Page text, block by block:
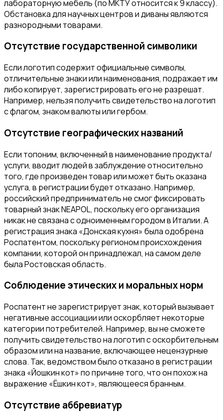
лабораторную мебель (по МКТУ относится к 9 классу).
Обстановка для научных центров и диваны являются
разнородными товарами.
Отсутствие государственной символики
Если логотип содержит официальные символы,
отличительные знаки или наименования, подражает им
либо копирует, зарегистрировать его не разрешат.
Например, нельзя получить свидетельство на логотип
с флагом, знаком валюты или гербом.
Отсутствие географических названий
Если топоним, включенный в наименование продукта/
услуги, вводит людей в заблуждение относительно
того, где произведен товар или может быть оказана
услуга, в регистрации будет отказано. Например,
российский предприниматель не смог фиксировать
товарный знак NEAPOL, поскольку его организация
никак не связана с одноименным городом в Италии. А
регистрация знака «Донская кухня» была одобрена
Роспатентом, поскольку регионом происхождения
компании, которой он принадлежал, на самом деле
была Ростовская область.
Соблюдение этических и моральных норм
Роспатент не зарегистрирует знак, который вызывает
негативные ассоциации или оскорбляет некоторые
категории потребителей. Например, вы не сможете
получить свидетельство на логотип с оскорбительным
образом или на название, включающее нецензурные
слова. Так, ведомством было отказано в регистрации
знака «Йошкин кот» по причине того, что он похож на
выражение «Ёшкин кот», являющееся бранным.
Отсутствие аббревиатур